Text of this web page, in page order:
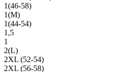
1(46-58)
1(М)
1(44-54)
1,5
1
2(L)
2XL (52-54)
2XL (56-58)